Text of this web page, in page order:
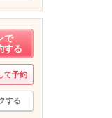
で
する
て予約
する